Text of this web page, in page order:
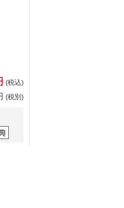
(税込)
(税別)